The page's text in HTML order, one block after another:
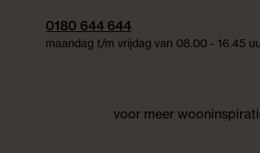
0180 644 644
maandag t/m vrijdag van 08.00 - 16.45
voor meer